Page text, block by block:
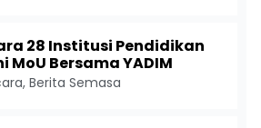
28 Institusi Pendidikan
Bersama YADIM
, Berita Semasa